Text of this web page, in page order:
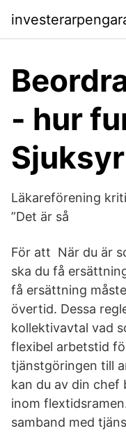
- hur
Läkareförening
”Det är så
För att När du är
ska du få
få ersättning
övertid. Dessa
kollektivavtal vad
flexibel arbetstid
tjänstgöringen till
kan du av din
inom
samband med